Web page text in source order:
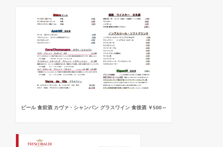
ビール 食前酒 カヴァ・シャンパン グラスワイン 食後酒 ￥500～